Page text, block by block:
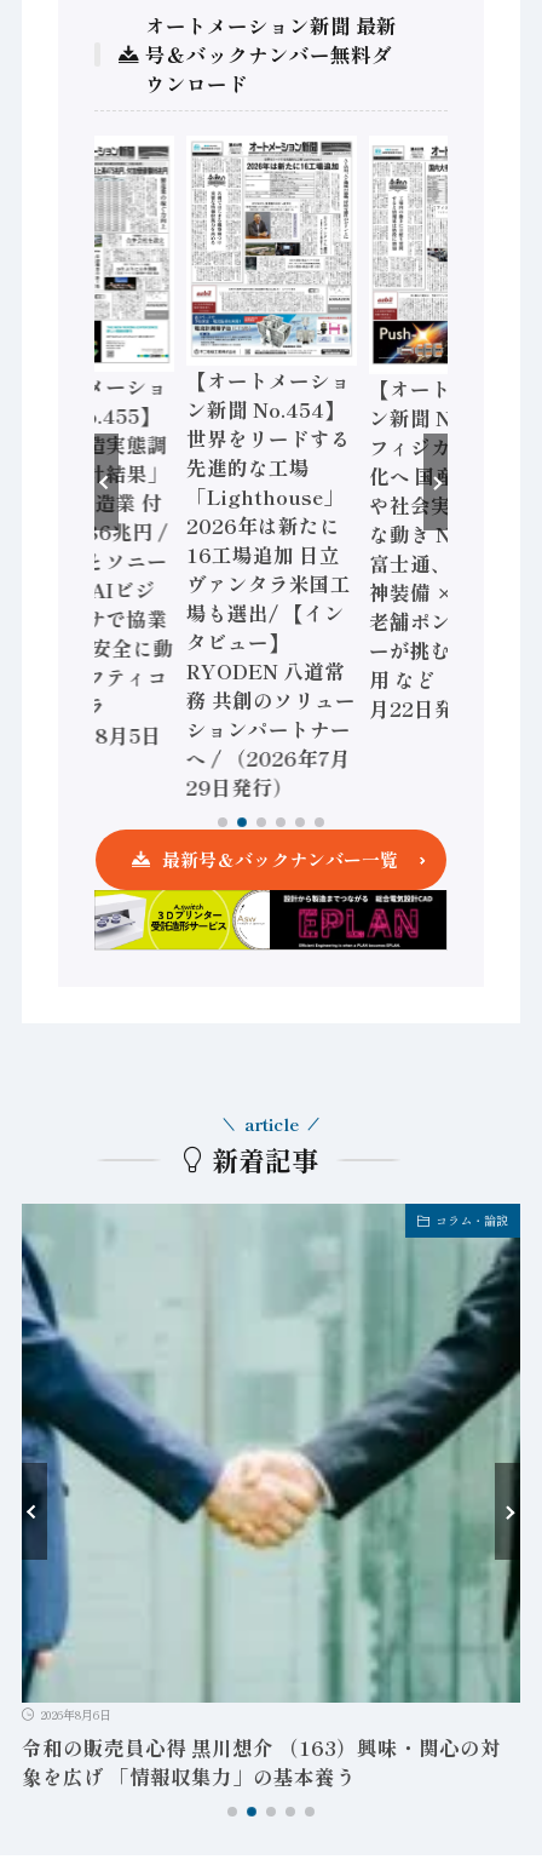
オートメーション新聞 最新
号＆バックナンバー無料ダ
ウンロード
【オートメーショ
ン新聞 No.455】
「経済構造実態調
査二次集計結果」
2024年製造業 付
加価値額86兆円 /
三菱電機とソニー
セミコン AIビジ
ョンセンサで協業
/ IDEC、安全に動
かすセーフティコ
ントローラ
（2026年8月5日
【オートメーショ
ン新聞 No.454】
世界をリードする
先進的な工場
「Lighthouse」
2026年は新たに
16工場追加 日立
ヴァンタラ米国工
場も選出/ 【イン
タビュー】
RYODEN 八道常
務 共創のソリュー
ションパートナー
へ / （2026年7月
29日発行）
【オートメーショ
ン新聞 No.453】
フィジカルAI本格
化へ 国産AI開発
や社会実装に活発
な動き Noetra、
富士通、日立 / 兵
神装備 × HMS、
老舗ポンプメーカ
ーが挑むデータ活
用 など（2026年7
月22日発行）
最新号＆バックナンバー一覧
新着記事
article
コラム・論説
2026年8月6日
令和の販売員心得 黒川想介 （163）興味・関心の対
象を広げ 「情報収集力」の基本養う